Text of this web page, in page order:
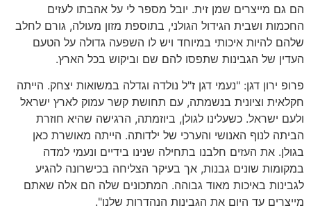
הם גם מייצרים שמן זית. יובל מספר לי על אהבתו לעזים
החכמות ושבית הגידול הגולני, בתוספת מזון מעולה, גורם לחלב
שלהם להיות איכותי במיוחד ויש לו השפעה גדולה על הטעם
העדין של הגבינות שתפסו להם שם וביקוש בכל הארץ.
פרופ ירון דגן: "נעמי דגן ז"ל נולדה וגדלה במשואות יצחק. הייתה
חקלאית וציונית בנשמתה, עם תחושת קשר עמוק לארץ ישראל
ולעם ישראל. כשעלינו לגולן, ביוזמתה, הרגישה שהיא חוזרת
הביתה לנוף האנושי והערכי של ילדותה. הייתה מאושרת כאן
בגולן. את העזים חלבנו בתחילה שנינו בידיים ונעמי למדה
במקומות שונים גבנות, אך בעיקר הצליחה בכישרונה להגיע
לגבינות באיכות מאוד גבוהה. המתכונים שלה הם אלה שאתם
מייצרים עד היום את הגבינות הנהדרות שלנו".